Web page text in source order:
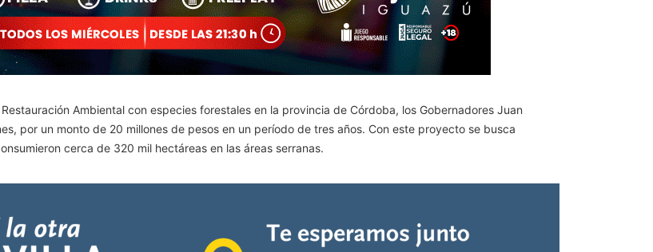
Ambiental con especies forestales en la provincia de Córdoba, los Gobernadores Juan
por un monto de 20 millones de pesos en un período de tres años. Con este proyecto se busca
cerca de 320 mil hectáreas en las áreas serranas.